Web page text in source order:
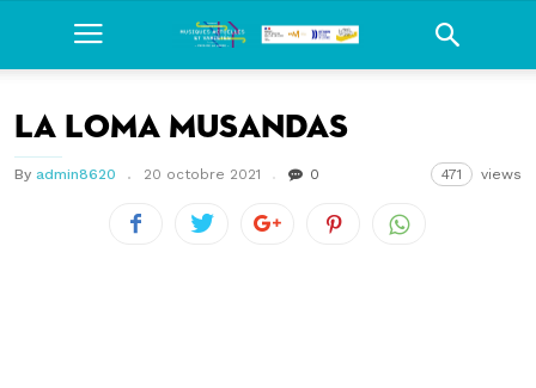
La Loma Musandas
By admin8620 20 octobre 2021 0 471 views